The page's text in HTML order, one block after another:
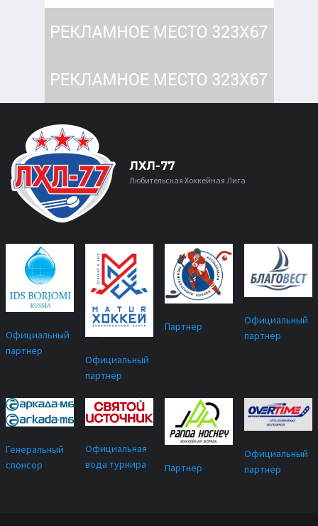
ЛХЛ-77
Любительская Хоккейная Лига
Официальный
партнер
Официальный
партнер
Партнер
Официальный
партнер
Генеральный
спонсор
Официальная
вода турнира
Партнер
Официальный
партнер